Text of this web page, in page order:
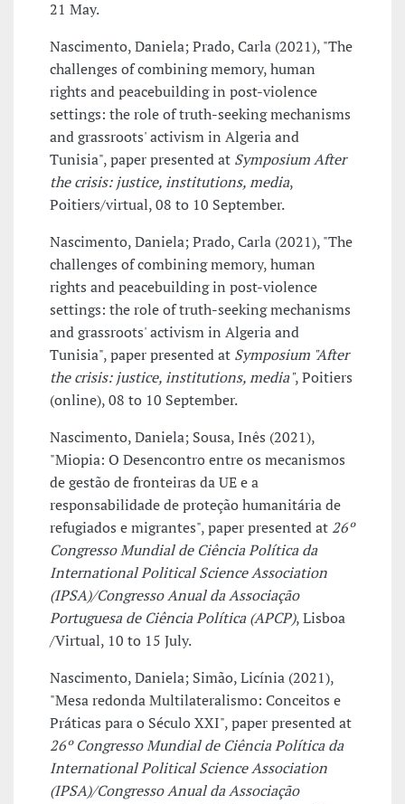
21 May.
Nascimento, Daniela; Prado, Carla (2021), "The
challenges of combining memory, human
rights and peacebuilding in post-violence
settings: the role of truth-seeking mechanisms
and grassroots' activism in Algeria and
Tunisia", paper presented at Symposium After
the crisis: justice, institutions, media,
Poitiers/virtual, 08 to 10 September.
Nascimento, Daniela; Prado, Carla (2021), "The
challenges of combining memory, human
rights and peacebuilding in post-violence
settings: the role of truth-seeking mechanisms
and grassroots' activism in Algeria and
Tunisia", paper presented at Symposium "After
the crisis: justice, institutions, media", Poitiers
(online), 08 to 10 September.
Nascimento, Daniela; Sousa, Inês (2021),
"Miopia: O Desencontro entre os mecanismos
de gestão de fronteiras da UE e a
responsabilidade de proteção humanitária de
refugiados e migrantes", paper presented at 26º
Congresso Mundial de Ciência Política da
International Political Science Association
(IPSA)/Congresso Anual da Associação
Portuguesa de Ciência Política (APCP), Lisboa
/Virtual, 10 to 15 July.
Nascimento, Daniela; Simão, Licínia (2021),
"Mesa redonda Multilateralismo: Conceitos e
Práticas para o Século XXI", paper presented at
26º Congresso Mundial de Ciência Política da
International Political Science Association
(IPSA)/Congresso Anual da Associação